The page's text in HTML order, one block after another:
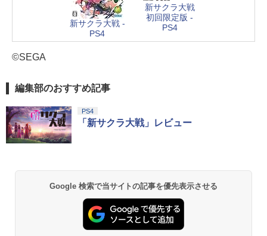
新サクラ大戦 -
PS4
新サクラ大戦
初回限定版 -
PS4
©SEGA
編集部のおすすめ記事
PS4
「新サクラ大戦」レビュー
Google 検索で当サイトの記事を優先表示させる